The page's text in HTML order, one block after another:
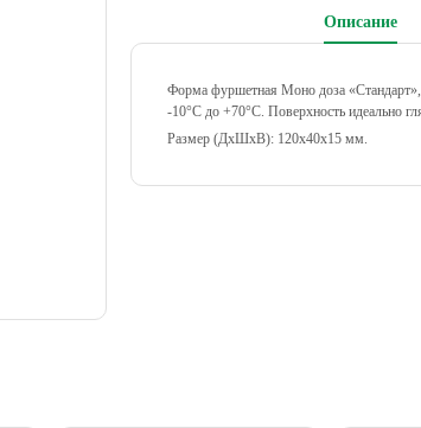
Описание
Форма фуршетная Моно доза «Стандарт»,
-10°С до +70°С. Поверхность идеально
Размер (ДхШхВ): 120х40х15 мм.